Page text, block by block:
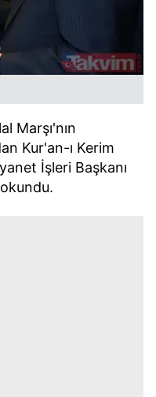
Marşı'nın
Kur'an-ı Kerim
İşleri Başkanı